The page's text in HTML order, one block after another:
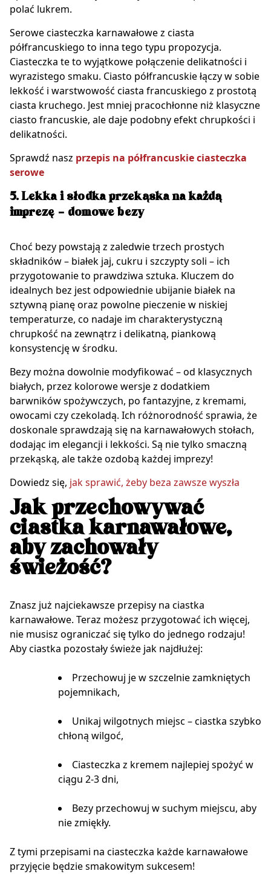
polać lukrem.
Serowe ciasteczka karnawałowe z ciasta
półfrancuskiego to inna tego typu propozycja.
Ciasteczka te to wyjątkowe połączenie delikatności i
wyrazistego smaku. Ciasto półfrancuskie łączy w sobie
lekkość i warstwowość ciasta francuskiego z prostotą
ciasta kruchego. Jest mniej pracochłonne niż klasyczne
ciasto francuskie, ale daje podobny efekt chrupkości i
delikatności.
Sprawdź nasz przepis na półfrancuskie ciasteczka
serowe
5. Lekka i słodka przekąska na każdą
imprezę – domowe bezy
Choć bezy powstają z zaledwie trzech prostych
składników – białek jaj, cukru i szczypty soli – ich
przygotowanie to prawdziwa sztuka. Kluczem do
idealnych bez jest odpowiednie ubijanie białek na
sztywną pianę oraz powolne pieczenie w niskiej
temperaturze, co nadaje im charakterystyczną
chrupkość na zewnątrz i delikatną, piankową
konsystencję w środku.
Bezy można dowolnie modyfikować – od klasycznych
białych, przez kolorowe wersje z dodatkiem
barwników spożywczych, po fantazyjne, z kremami,
owocami czy czekoladą. Ich różnorodność sprawia, że
doskonale sprawdzają się na karnawałowych stołach,
dodając im elegancji i lekkości. Są nie tylko smaczną
przekąską, ale także ozdobą każdej imprezy!
Dowiedz się, jak sprawić, żeby beza zawsze wyszła
Jak przechowywać
ciastka karnawałowe,
aby zachowały
świeżość?
Znasz już najciekawsze przepisy na ciastka
karnawałowe. Teraz możesz przygotować ich więcej,
nie musisz ograniczać się tylko do jednego rodzaju!
Aby ciastka pozostały świeże jak najdłużej:
Przechowuj je w szczelnie zamkniętych
pojemnikach,
Unikaj wilgotnych miejsc – ciastka szybko
chłoną wilgoć,
Ciasteczka z kremem najlepiej spożyć w
ciągu 2-3 dni,
Bezy przechowuj w suchym miejscu, aby
nie zmiękły.
Z tymi przepisami na ciasteczka każde karnawałowe
przyjęcie będzie smakowitym sukcesem!